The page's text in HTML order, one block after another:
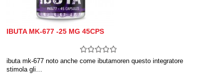
IBUTA MK-677 -25 MG 45CPS
ibuta mk-677 noto anche come ibutamoren questo integratore
stimola gli…